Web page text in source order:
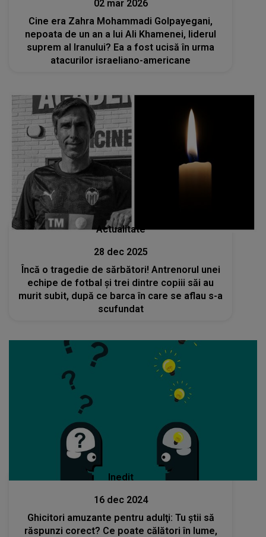
02 mar 2026
Cine era Zahra Mohammadi Golpayegani,
nepoata de un an a lui Ali Khamenei, liderul
suprem al Iranului? Ea a fost ucisă în urma
atacurilor israeliano-americane
Actualitate
28 dec 2025
Încă o tragedie de sărbători! Antrenorul unei
echipe de fotbal și trei dintre copiii săi au
murit subit, după ce barca în care se aflau s-a
scufundat
Inedit
16 dec 2024
Ghicitori amuzante pentru adulţi: Tu ştii să
răspunzi corect? Ce poate călători în lume,